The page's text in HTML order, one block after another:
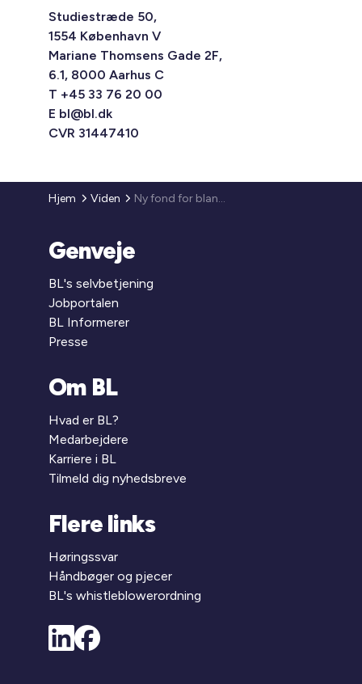
Studiestræde 50,
1554 København V
Mariane Thomsens Gade 2F,
6.1, 8000 Aarhus C
T +45 33 76 20 00
E bl@bl.dk
CVR 31447410
Hjem Viden Ny fond for blandede byer og mulighed for at øge maksimumbeløbet i igangværende byggerier
Genveje
BL's selvbetjening
Jobportalen
BL Informerer
Presse
Om BL
Hvad er BL?
Medarbejdere
Karriere i BL
Tilmeld dig nyhedsbreve
Flere links
Høringssvar
Håndbøger og pjecer
BL's whistleblowerordning